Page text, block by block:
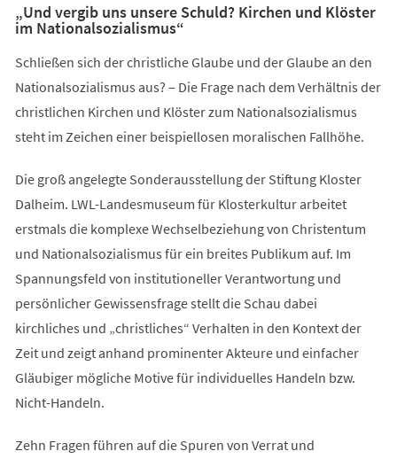
„Und vergib uns unsere Schuld? Kirchen und Klöster
im Nationalsozialismus“
Schließen sich der christliche Glaube und der Glaube an den
Nationalsozialismus aus? – Die Frage nach dem Verhältnis der
christlichen Kirchen und Klöster zum Nationalsozialismus
steht im Zeichen einer beispiellosen moralischen Fallhöhe.
Die groß angelegte Sonderausstellung der Stiftung Kloster
Dalheim. LWL-Landesmuseum für Klosterkultur arbeitet
erstmals die komplexe Wechselbeziehung von Christentum
und Nationalsozialismus für ein breites Publikum auf. Im
Spannungsfeld von institutioneller Verantwortung und
persönlicher Gewissensfrage stellt die Schau dabei
kirchliches und „christliches“ Verhalten in den Kontext der
Zeit und zeigt anhand prominenter Akteure und einfacher
Gläubiger mögliche Motive für individuelles Handeln bzw.
Nicht-Handeln.
Zehn Fragen führen auf die Spuren von Verrat und